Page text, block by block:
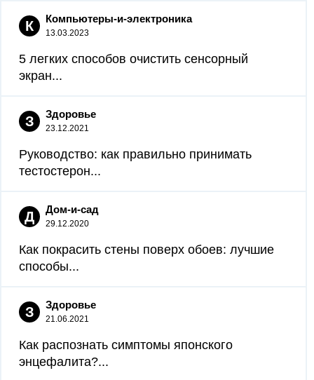
К Компьютеры-и-электроника
13.03.2023
5 легких способов очистить сенсорный
экран...
З Здоровье
23.12.2021
Руководство: как правильно принимать
тестостерон...
Д Дом-и-сад
29.12.2020
Как покрасить стены поверх обоев: лучшие
способы...
З Здоровье
21.06.2021
Как распознать симптомы японского
энцефалита?...